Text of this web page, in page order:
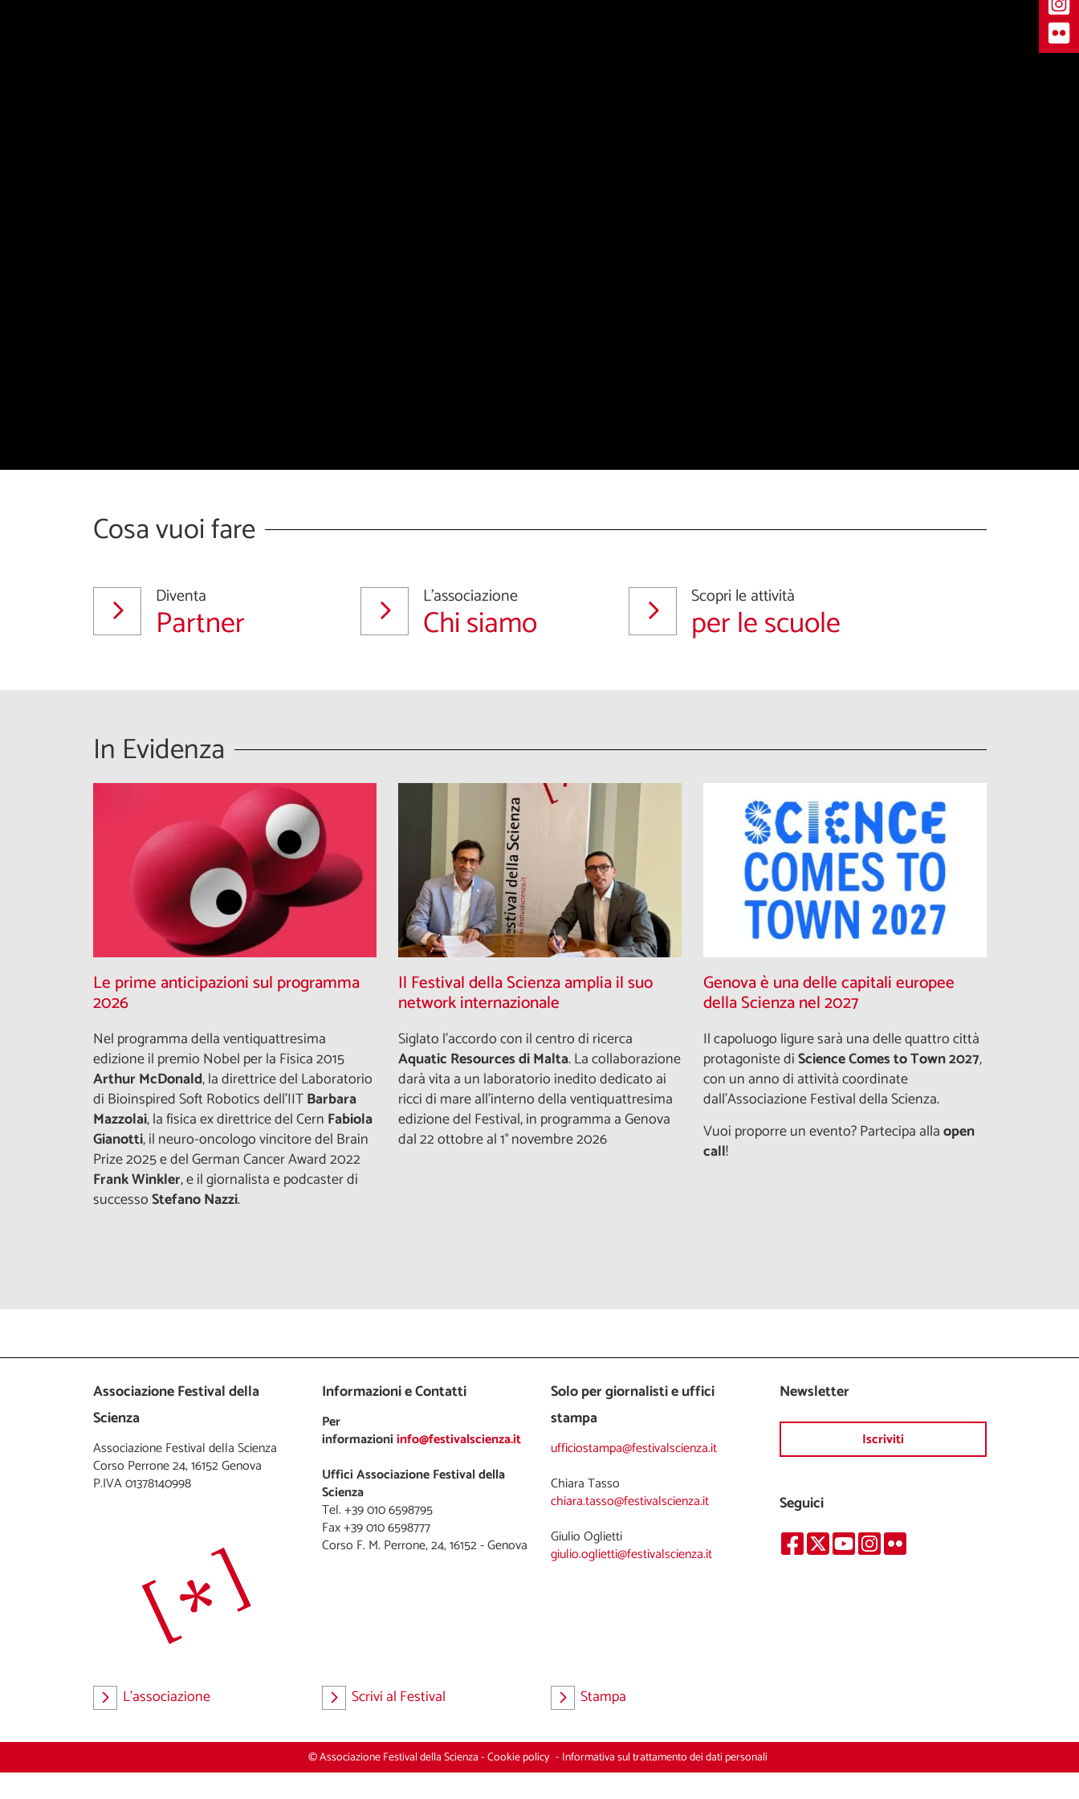
Cosa vuoi fare
Diventa
Partner
L'associazione
Chi siamo
Scopri le attività
per le scuole
In Evidenza
Le prime anticipazioni sul programma
2026
Nel programma della ventiquattresima
edizione il premio Nobel per la Fisica 2015
Arthur McDonald, la direttrice del Laboratorio
di Bioinspired Soft Robotics dell’IITBarbara
Mazzolai, la fisica ex direttrice del Cern Fabiola
Gianotti, il neuro-oncologo vincitore del Brain
Prize 2025 e del German Cancer Award 2022
Frank Winkler, e il giornalista e podcaster di
successoStefano Nazzi.
Il Festival della Scienza amplia il suo
network internazionale
Siglato l'accordo con il centro di ricerca
Aquatic Resources di Malta. La collaborazione
darà vita a un laboratorio inedito dedicato ai
ricci di mare all’interno della ventiquattresima
edizione del Festival, in programma a Genova
dal 22 ottobre al 1° novembre 2026
Genova è una delle capitali europee
della Scienza nel 2027
Il capoluogo ligure sarà una delle quattro città
protagoniste diScience Comes to Town 2027,
con un anno di attività coordinate
dall'Associazione Festival della Scienza.
Vuoi proporre un evento? Partecipa allaopen
call!
Associazione Festival della
Scienza
Associazione Festival della Scienza
Corso Perrone 24, 16152 Genova
P.IVA 01378140998
L'associazione
Informazioni e Contatti
Per
informazioniinfo@festivalscienza.it
Uffici Associazione Festival della
Scienza
Tel. +39 010 6598795
Fax +39 010 6598777
Scrivi al Festival
Solo per giornalisti e uffici
stampa
ufficiostampa@festivalscienza.it
chiara.tasso@festivalscienza.it
Giulio Oglietti
giulio.oglietti@festivalscienza.it
Stampa
Newsletter
Iscriviti
Seguici
© Associazione Festival della Scienza-Cookie policy - Informativa sul trattamento dei dati personali